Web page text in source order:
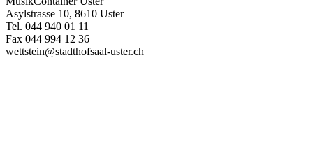
Asylstrasse 10, 8610 Uster
Tel. 044 940 01 11
Fax 044 994 12 36
wettstein@stadthofsaal-uster.ch